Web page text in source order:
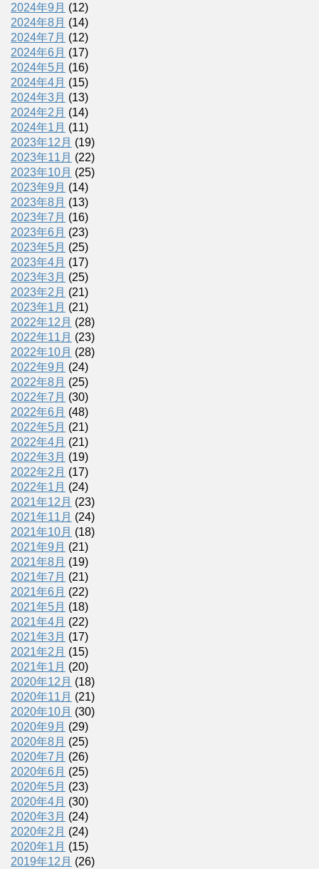
2024年9月 (12)
2024年8月 (14)
2024年7月 (12)
2024年6月 (17)
2024年5月 (16)
2024年4月 (15)
2024年3月 (13)
2024年2月 (14)
2024年1月 (11)
2023年12月 (19)
2023年11月 (22)
2023年10月 (25)
2023年9月 (14)
2023年8月 (13)
2023年7月 (16)
2023年6月 (23)
2023年5月 (25)
2023年4月 (17)
2023年3月 (25)
2023年2月 (21)
2023年1月 (21)
2022年12月 (28)
2022年11月 (23)
2022年10月 (28)
2022年9月 (24)
2022年8月 (25)
2022年7月 (30)
2022年6月 (48)
2022年5月 (21)
2022年4月 (21)
2022年3月 (19)
2022年2月 (17)
2022年1月 (24)
2021年12月 (23)
2021年11月 (24)
2021年10月 (18)
2021年9月 (21)
2021年8月 (19)
2021年7月 (21)
2021年6月 (22)
2021年5月 (18)
2021年4月 (22)
2021年3月 (17)
2021年2月 (15)
2021年1月 (20)
2020年12月 (18)
2020年11月 (21)
2020年10月 (30)
2020年9月 (29)
2020年8月 (25)
2020年7月 (26)
2020年6月 (25)
2020年5月 (23)
2020年4月 (30)
2020年3月 (24)
2020年2月 (24)
2020年1月 (15)
2019年12月 (26)